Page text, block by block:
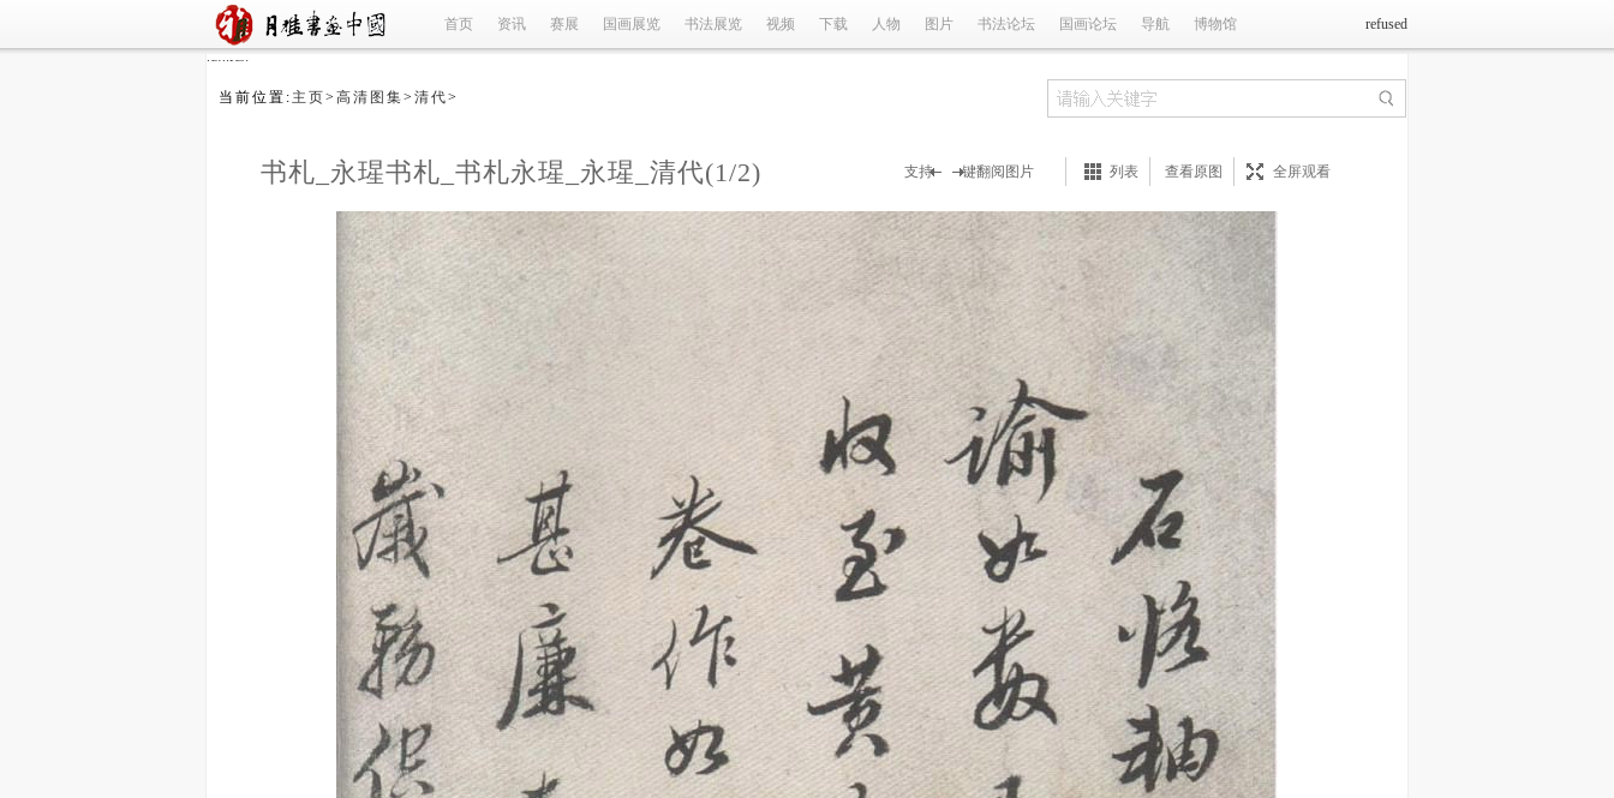
首页 资讯 赛展 国画展览 书法展览 视频 下载 人物 图片 书法论坛 国画论坛 导航 博物馆 refused
refused
当前位置: 主页> 高清图集> 清代>
书札_永瑆书札_书札永瑆_永瑆_清代(1/2) 支持 键翻阅图片 列表 查看原图 全屏观看